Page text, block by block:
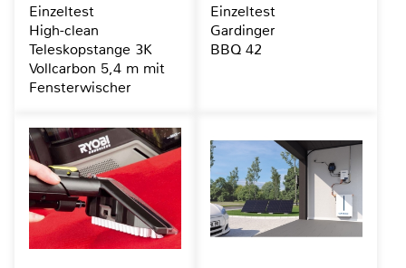
Einzeltest
High-clean
Teleskopstange 3K
Vollcarbon 5,4 m mit
Fensterwischer
Einzeltest
Gardinger
BBQ 42